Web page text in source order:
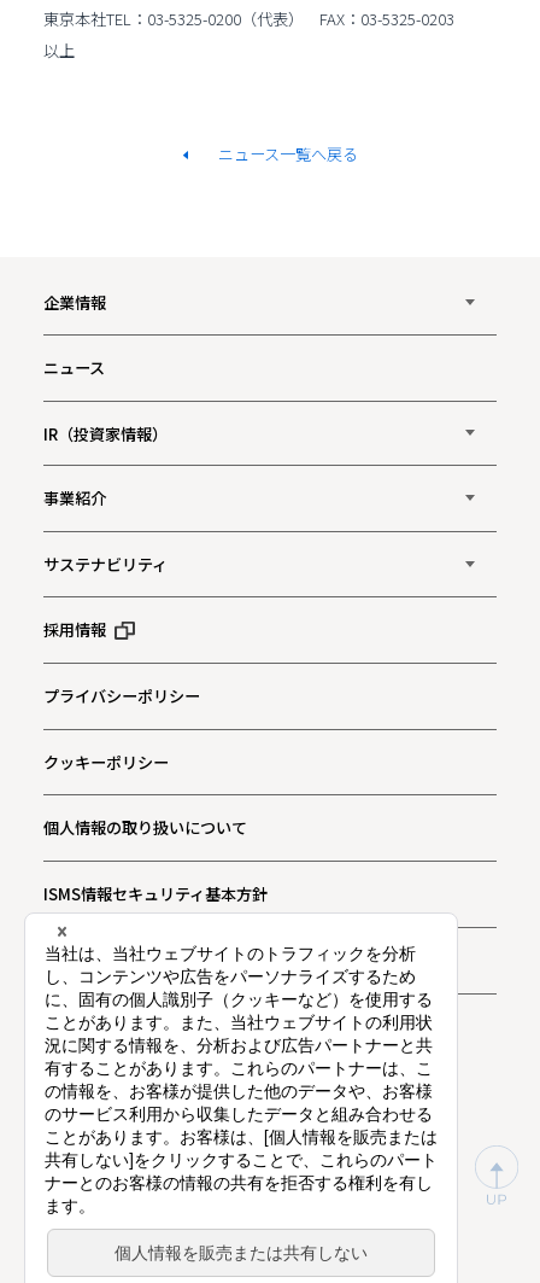
東京本社TEL：03-5325-0200（代表） FAX：03-5325-0203
以上
ニュース一覧へ戻る
企業情報
ニュース
IR（投資家情報）
事業紹介
サステナビリティ
採用情報
プライバシーポリシー
クッキーポリシー
個人情報の取り扱いについて
ISMS情報セキュリティ基本方針
お問い合わせ
プライバシー通知